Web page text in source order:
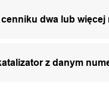
dwa lub więcej
z danym